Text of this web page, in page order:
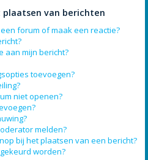
van berichten
forum of maak een reactie?
aan mijn bericht?
toevoegen?
niet openen?
melden?
bij het plaatsen van een bericht?
worden?